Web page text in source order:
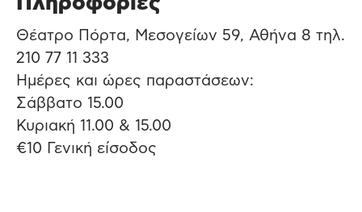
Θέατρο Πόρτα, Μεσογείων 59, Αθήνα 8 τηλ.
210 77 11 333
Ημέρες και ώρες παραστάσεων:
Σάββατο 15.00
Κυριακή 11.00 & 15.00
€10 Γενική είσοδος